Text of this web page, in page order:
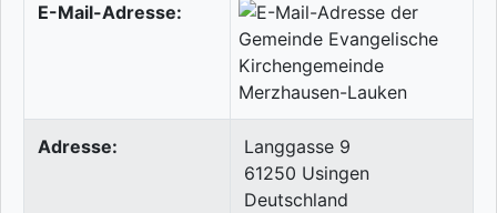
E-Mail-Adresse:
Adresse:
Langgasse 9
61250 Usingen
Deutschland